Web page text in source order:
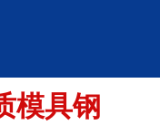
模具钢